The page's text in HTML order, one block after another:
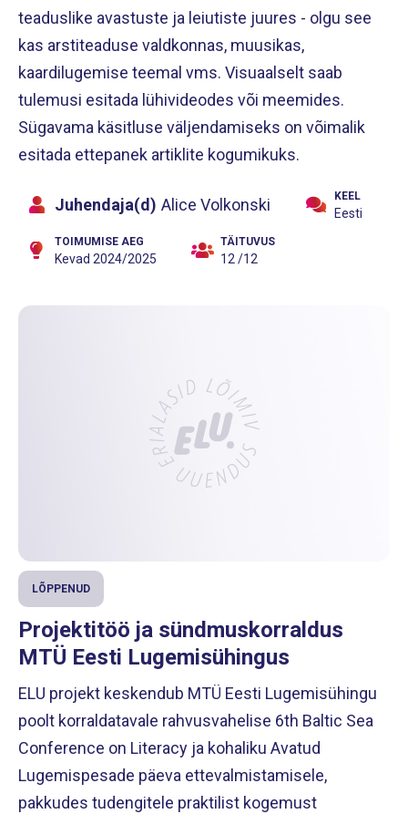
teaduslike avastuste ja leiutiste juures - olgu see
kas arstiteaduse valdkonnas, muusikas,
kaardilugemise teemal vms. Visuaalselt saab
tulemusi esitada lühivideodes või meemides.
Sügavama käsitluse väljendamiseks on võimalik
esitada ettepanek artiklite kogumikuks.
Juhendaja(d) Alice Volkonski KEEL
Eesti
TOIMUMISE AEG
Kevad 2024/2025
TÄITUVUS
12 /12
LÕPPENUD
Projektitöö ja sündmuskorraldus
MTÜ Eesti Lugemisühingus
ELU projekt keskendub MTÜ Eesti Lugemisühingu
poolt korraldatavale rahvusvahelise 6th Baltic Sea
Conference on Literacy ja kohaliku Avatud
Lugemispesade päeva ettevalmistamisele,
pakkudes tudengitele praktilist kogemust